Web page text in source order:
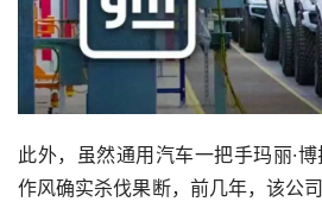
此外，虽然通用汽车一把手玛丽·
作风确实杀伐果断，前几年，该公